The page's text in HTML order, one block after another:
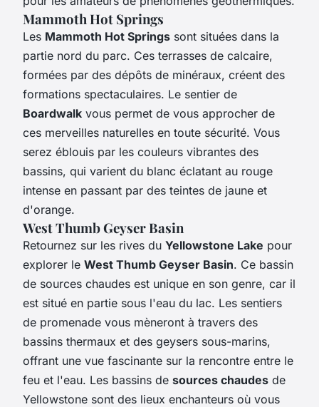
Mammoth Hot Springs
Les Mammoth Hot Springs sont situées dans la
partie nord du parc. Ces terrasses de calcaire,
formées par des dépôts de minéraux, créent des
formations spectaculaires. Le sentier de
Boardwalk vous permet de vous approcher de
ces merveilles naturelles en toute sécurité. Vous
serez éblouis par les couleurs vibrantes des
bassins, qui varient du blanc éclatant au rouge
intense en passant par des teintes de jaune et
d'orange.
West Thumb Geyser Basin
Retournez sur les rives du Yellowstone Lake pour
explorer le West Thumb Geyser Basin. Ce bassin
de sources chaudes est unique en son genre, car il
est situé en partie sous l'eau du lac. Les sentiers
de promenade vous mèneront à travers des
bassins thermaux et des geysers sous-marins,
offrant une vue fascinante sur la rencontre entre le
feu et l'eau. Les bassins de sources chaudes de
Yellowstone sont des lieux enchanteurs où vous